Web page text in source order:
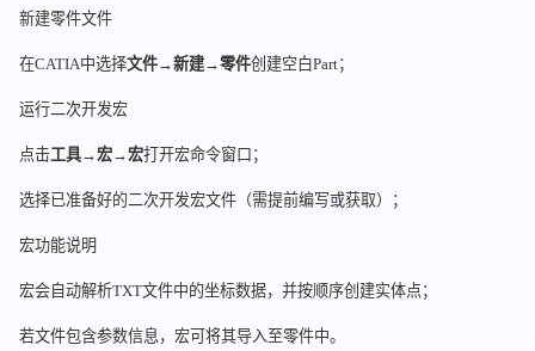
新建零件文件
在CATIA中选择文件→新建→零件创建空白Part；
运行二次开发宏
点击工具→宏→宏打开宏命令窗口；
选择已准备好的二次开发宏文件（需提前编写或获取）；
宏功能说明
宏会自动解析TXT文件中的坐标数据，并按顺序创建实体点；
若文件包含参数信息，宏可将其导入至零件中。